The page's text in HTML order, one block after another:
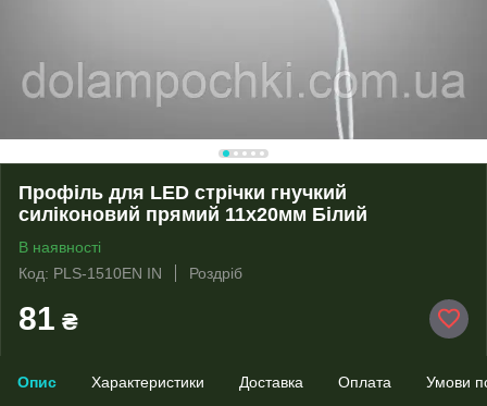
Профіль для LED стрічки гнучкий
силіконовий прямий 11х20мм Білий
В наявності
Код: PLS-1510EN IN
Роздріб
81 ₴
Опис Характеристики Доставка Оплата Умови